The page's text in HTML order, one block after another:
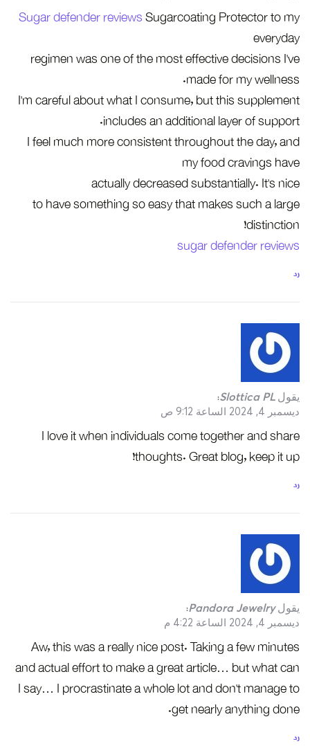
Sugar defender reviewsSugarcoating Protector to my
everyday
regimen was one of the most effective decisions I’ve
made for my wellness.
I’m careful about what I consume, but this supplement
includes an additional layer of support.
I feel much more consistent throughout the day, and
my food cravings have
actually decreased substantially. It’s nice
to have something so easy that makes such a large
distinction!
sugar defender reviews
رد
يقول Slottica PL
:
ديسمبر 4, 2024 الساعة 9:12 ص
I love it when individuals come together and share
thoughts. Great blog, keep it up!
رد
يقول Pandora Jewelry
:
ديسمبر 4, 2024 الساعة 4:22 م
Aw, this was a really nice post. Taking a few minutes
and actual effort to make a great article… but what can
I say… I procrastinate a whole lot and don’t manage to
get nearly anything done.
رد